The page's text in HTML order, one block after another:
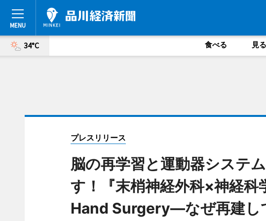
34°C 食べる 見
プレスリリース
脳の再学習と運動器システ
す！『末梢神経外科×神経
Hand Surgery―なぜ再建し